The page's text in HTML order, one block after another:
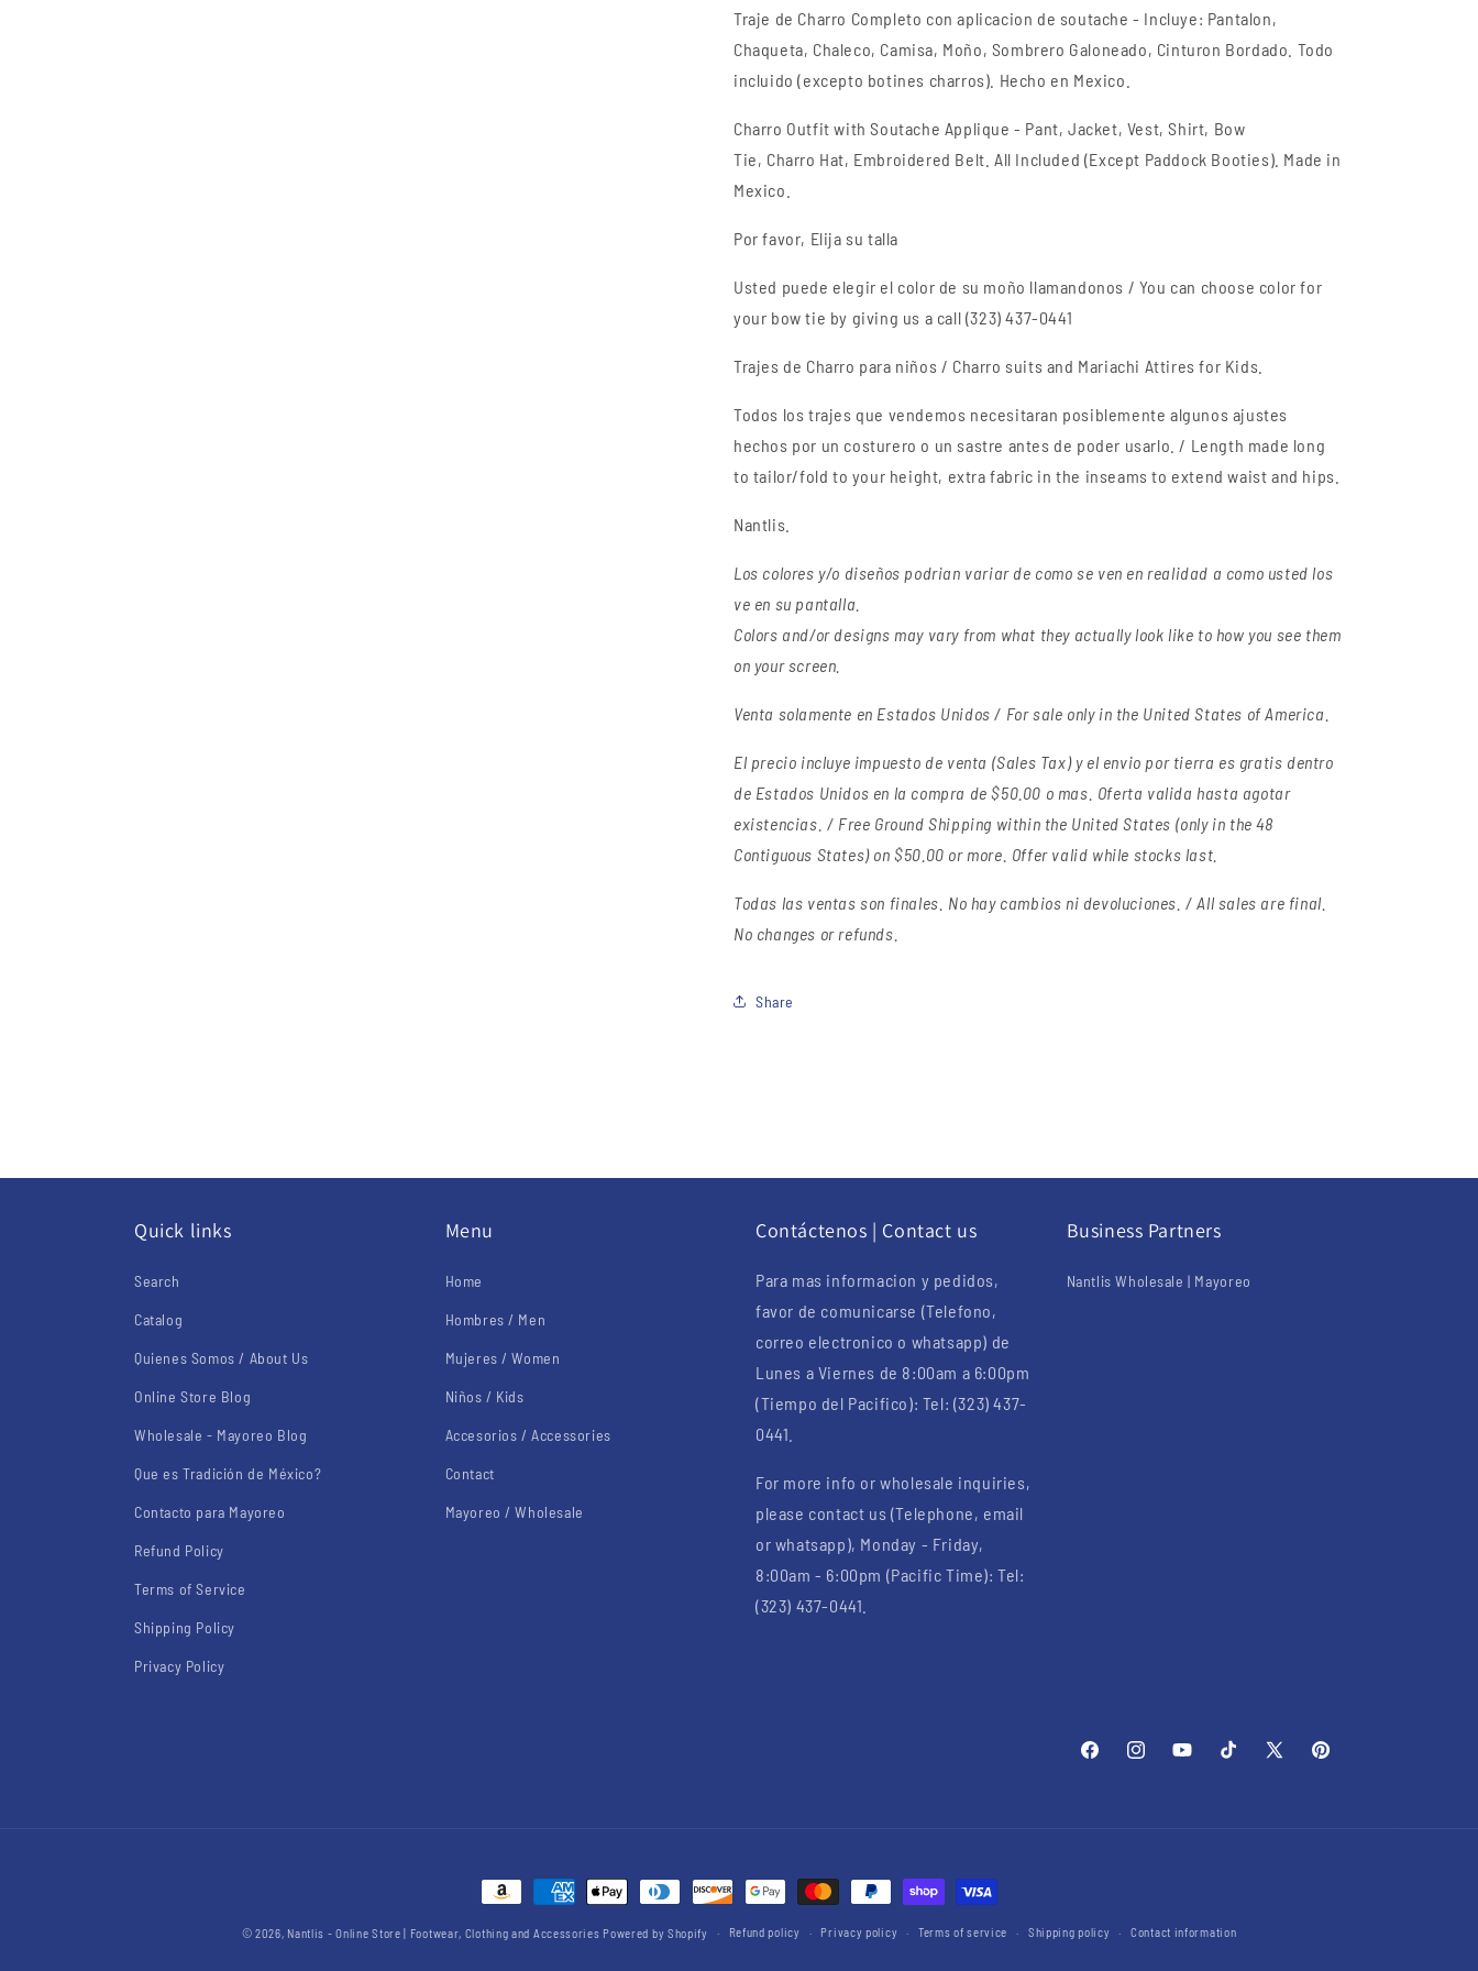
for
Kids
Kids
Traje de Charro Completo con aplicacion de soutache- Incluye: Pantalon,
Chaqueta, Chaleco, Camisa, Moño, Sombrero Galoneado, Cinturon Bordado. Todo
incluido (excepto botines charros). Hecho en Mexico.
Charro Outfit with Soutache Applique- Pant, Jacket, Vest, Shirt, Bow
Tie, Charro Hat, Embroidered Belt. All Included (Except Paddock Booties). Made in
Mexico.
Por favor, Elija su talla
Usted puede elegir el color de su moño llamandonos / You can choose color for
your bow tie by giving us a call (323) 437-0441
Trajes de Charro para niños / Charro suits and Mariachi Attires for Kids.
Todos los trajes que vendemos necesitaran posiblemente algunos ajustes
hechos por un costurero o un sastre antes de poder usarlo. / Length made long
to tailor/fold to your height, extra fabric in the inseams to extend waist and hips.
Nantlis.
Los colores y/o diseños podrian variar de como se ven en realidad a como usted los
ve en su pantalla.
Colors and/or designs may vary from what they actually look like to how you see them
on your screen.
Venta solamente en Estados Unidos / For sale only in the United States of America.
El precio incluye impuesto de venta (Sales Tax) y el envio por tierra es gratis dentro
de Estados Unidos en la compra de $50.00 o mas. Oferta valida hasta agotar
existencias. / Free Ground Shipping within the United States (only in the 48
Contiguous States) on $50.00 or more. Offer valid while stocks last.
Todas las ventas son finales. No hay cambios ni devoluciones. / All sales are final.
No changes or refunds.
Share
Quick links
Search
Catalog
Quienes Somos / About Us
Online Store Blog
Wholesale - Mayoreo Blog
Que es Tradición de México?
Contacto para Mayoreo
Refund Policy
Terms of Service
Shipping Policy
Privacy Policy
Menu
Home
Hombres / Men
Mujeres / Women
Niños / Kids
Accesorios / Accessories
Contact
Mayoreo / Wholesale
Contáctenos | Contact us
Para mas informacion y pedidos,
favor de comunicarse (Telefono,
correo electronico o whatsapp) de
Lunes a Viernes de 8:00am a 6:00pm
(Tiempo del Pacifico): Tel: (323) 437-
0441.
For more info or wholesale inquiries,
please contact us (Telephone, email
or whatsapp), Monday - Friday,
8:00am - 6:00pm (Pacific Time): Tel:
(323) 437-0441.
Business Partners
Nantlis Wholesale | Mayoreo
FacebookInstagramYouTubeTikTok
X
Pinterest
Payment
© 2026, Nantlis - Online Store | Footwear, Clothing and Accessories Powered by Shopify Refund policy Privacy policy Terms of service Shipping policy Contact information